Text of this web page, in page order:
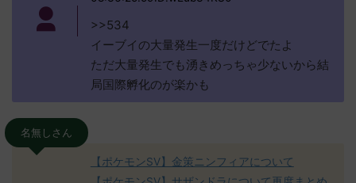
>>534
イーブイの大量発生一度だけどでたよ
ただ大量発生でも湧きめっちゃ少ないから結
局国際孵化のが楽かも
名無しさん
【ポケモンSV】金策ニンフィアについて